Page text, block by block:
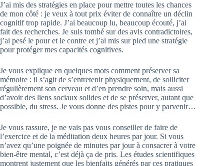
J’ai mis des stratégies en place pour mettre toutes les chances
de mon côté : je veux à tout prix éviter de connaître un déclin
cognitif trop rapide. J’ai beaucoup lu, beaucoup écouté, j’ai
fait des recherches. Je suis tombé sur des avis contradictoires,
j’ai pesé le pour et le contre et j’ai mis sur pied une stratégie
pour protéger mes capacités cognitives.
Je vous explique en quelques mots comment préserver sa
mémoire : il s’agit de s’entretenir physiquement, de solliciter
régulièrement son cerveau et d’en prendre soin, mais aussi
d’avoir des liens sociaux solides et de se préserver, autant que
possible, du stress. Je vous donne des pistes pour y parvenir…
Je vous rassure, je ne vais pas vous conseiller de faire de
l’exercice et de la méditation deux heures par jour. Si vous
n’avez qu’une poignée de minutes par jour à consacrer à votre
bien-être mental, c’est déjà ça de pris. Les études scientifiques
montrent justement que les bienfaits générés par ces pratiques